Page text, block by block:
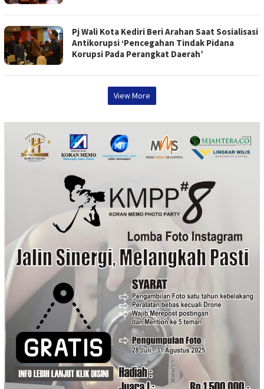
Pj Wali Kota Kediri Beri Arahan Saat Sosialisasi
Antikorupsi ‘Pencegahan Tindak Pidana
Korupsi Pada Perangkat Daerah’
View More